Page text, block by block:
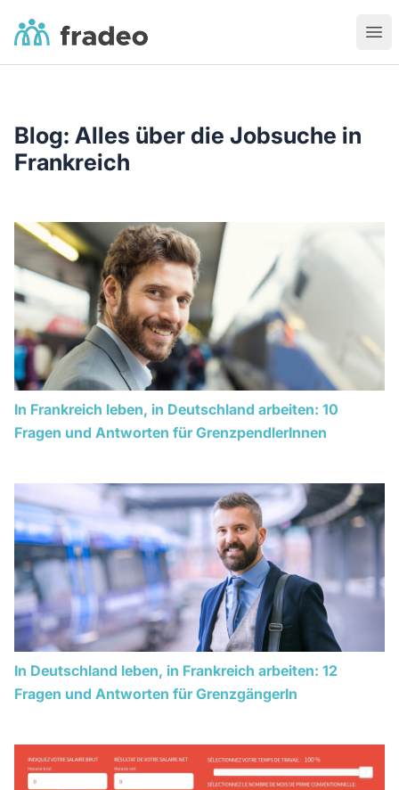
Fradeo
Blog: Alles über die Jobsuche in
Frankreich
In Frankreich leben, in Deutschland arbeiten: 10
Fragen und Antworten für GrenzpendlerInnen
In Deutschland leben, in Frankreich arbeiten: 12
Fragen und Antworten für GrenzgängerIn